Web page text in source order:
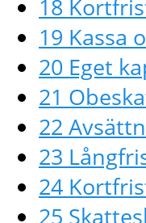
18
19 Kassa
20 Eget
21
22
23
24
25